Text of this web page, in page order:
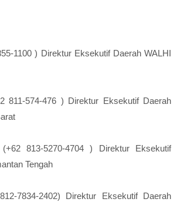
1100 ) Direktur Eksekutif Daerah WALHI
811-574-476 ) Direktur Eksekutif Daerah
813-5270-4704 ) Direktur Eksekutif
Tengah
7834-2402) Direktur Eksekutif Daerah